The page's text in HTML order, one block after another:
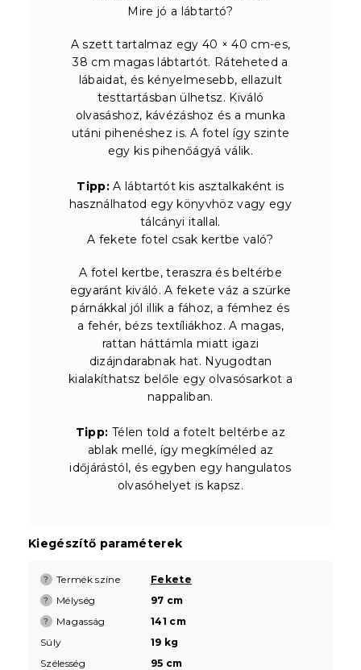
Mire jó a lábtartó?
A szett tartalmaz egy 40 × 40 cm-es,
38 cm magas lábtartót. Ráteheted a
lábaidat, és kényelmesebb, ellazult
testtartásban ülhetsz. Kiváló
olvasáshoz, kávézáshoz és a munka
utáni pihenéshez is. A fotel így szinte
egy kis pihenőágyá válik.
Tipp: A lábtartót kis asztalkaként is
használhatod egy könyvhöz vagy egy
tálcányi itallal.
A fekete fotel csak kertbe való?
A fotel kertbe, teraszra és beltérbe
egyaránt kiváló. A fekete váz a szürke
párnákkal jól illik a fához, a fémhez és
a fehér, bézs textíliákhoz. A magas,
rattan háttámla miatt igazi
dizájndarabnak hat. Nyugodtan
kialakíthatsz belőle egy olvasósarkot a
nappaliban.
Tipp: Télen told a fotelt beltérbe az
ablak mellé, így megkíméled az
időjárástól, és egyben egy hangulatos
olvasóhelyet is kapsz.
Kiegészítő paraméterek
? Termék színe Fekete
? Mélység 97 cm
? Magasság
141 cm
Súly
19 kg
Szélesség
95 cm